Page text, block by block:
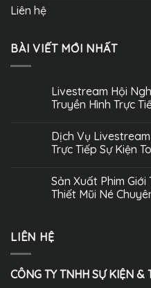
Liên hệ
BÀI VIẾT MỚI NHẤT
Livestream Hội
Truyền Hình Trực
Dịch Vụ
Trực Tiếp Sự Kiện
Sản Xuất Phim
Thiết Mũi Né
LIÊN HỆ
CÔNG TY TNHH SỰ KIỆN &